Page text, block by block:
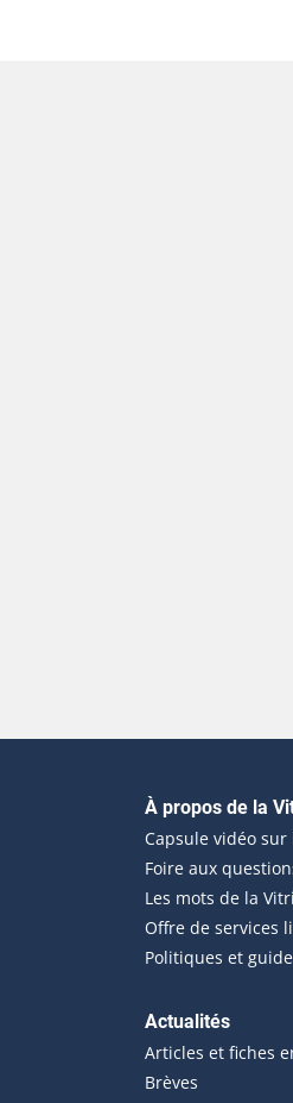
À propos de la
Capsule vidéo
Foire aux
Les mots de la
Offre de services
Politiques et
Actualités
Articles et fiches
Brèves